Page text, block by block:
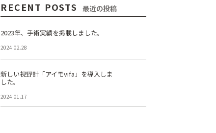
RECENT POSTS 最近の投稿
2023年、手術実績を掲載しました。
2024.02.28
新しい視野計「アイモvifa」を導入しま
した。
2024.01.17